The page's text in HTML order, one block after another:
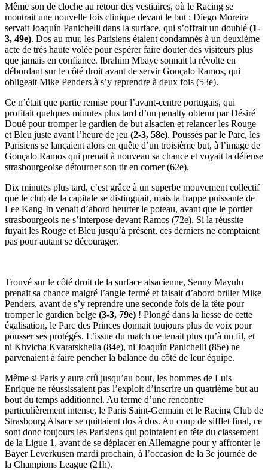
Même son de cloche au retour des vestiaires, où le Racing se
montrait une nouvelle fois clinique devant le but : Diego Moreira
servait Joaquín Panichelli dans la surface, qui s’offrait un doublé (1-
3, 49e). Dos au mur, les Parisiens étaient condamnés à un deuxième
acte de très haute volée pour espérer faire douter des visiteurs plus
que jamais en confiance. Ibrahim Mbaye sonnait la révolte en
débordant sur le côté droit avant de servir Gonçalo Ramos, qui
obligeait Mike Penders à s’y reprendre à deux fois (53e).
Ce n’était que partie remise pour l’avant-centre portugais, qui
profitait quelques minutes plus tard d’un penalty obtenu par Désiré
Doué pour tromper le gardien de but alsacien et relancer les Rouge
et Bleu juste avant l’heure de jeu (2-3, 58e). Poussés par le Parc, les
Parisiens se lançaient alors en quête d’un troisième but, à l’image de
Gonçalo Ramos qui prenait à nouveau sa chance et voyait la défense
strasbourgeoise détourner son tir en corner (62e).
Dix minutes plus tard, c’est grâce à un superbe mouvement collectif
que le club de la capitale se distinguait, mais la frappe puissante de
Lee Kang-In venait d’abord heurter le poteau, avant que le portier
strasbourgeois ne s’interpose devant Ramos (72e). Si la réussite
fuyait les Rouge et Bleu jusqu’à présent, ces derniers ne comptaient
pas pour autant se décourager.
Trouvé sur le côté droit de la surface alsacienne, Senny Mayulu
prenait sa chance malgré l’angle fermé et faisait d’abord briller Mike
Penders, avant de s’y reprendre une seconde fois de la tête pour
tromper le gardien belge (3-3, 79e) ! Plongé dans la liesse de cette
égalisation, le Parc des Princes donnait toujours plus de voix pour
pousser ses protégés. L’issue du match ne tenait plus qu’à un fil, et
ni Khvicha Kvaratskhelia (84e), ni Joaquín Panichelli (85e) ne
parvenaient à faire pencher la balance du côté de leur équipe.
Même si Paris y aura crû jusqu’au bout, les hommes de Luis
Enrique ne réussissaient pas l’exploit d’inscrire un quatrième but au
bout du temps additionnel. Au terme d’une rencontre
particulièrement intense, le Paris Saint-Germain et le Racing Club de
Strasbourg Alsace se quittaient dos à dos. Au coup de sifflet final, ce
sont donc toujours les Parisiens qui pointaient en tête du classement
de la Ligue 1, avant de se déplacer en Allemagne pour y affronter le
Bayer Leverkusen mardi prochain, à l’occasion de la 3e journée de
la Champions League (21h).